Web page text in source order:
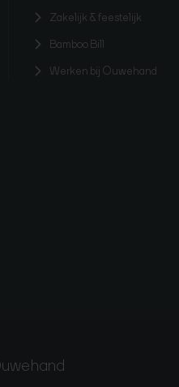
Zakelijk & feestelijk
Bamboo Bill
Werken bij Ouwehand